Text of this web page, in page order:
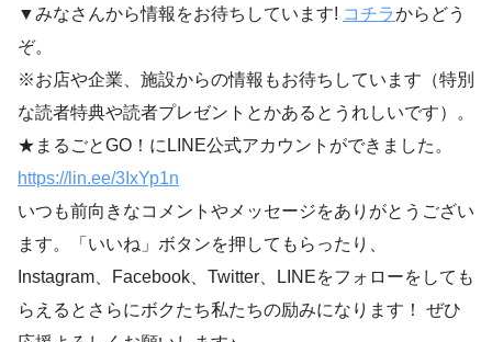
▼みなさんから情報をお待ちしています! コチラからどう
ぞ。
※お店や企業、施設からの情報もお待ちしています（特別
な読者特典や読者プレゼントとかあるとうれしいです）。
★まるごとGO！にLINE公式アカウントができました。
https://lin.ee/3IxYp1n
いつも前向きなコメントやメッセージをありがとうござい
ます。「いいね」ボタンを押してもらったり、
Instagram、Facebook、Twitter、LINEをフォローをしても
らえるとさらにボクたち私たちの励みになります！ ぜひ